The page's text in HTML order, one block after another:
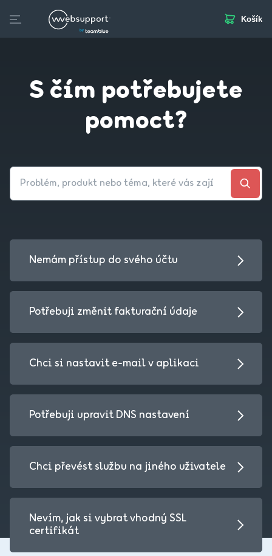
Skip
Košík
S čím potřebujete
pomoct?
Nemám přístup do svého účtu
Potřebuji změnit fakturační údaje
Chci si nastavit e-mail v aplikaci
Potřebuji upravit DNS nastavení
Chci převést službu na jiného uživatele
Nevím, jak si vybrat vhodný SSL
certifikát